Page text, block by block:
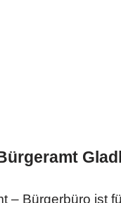
– Bürgerbüro ist